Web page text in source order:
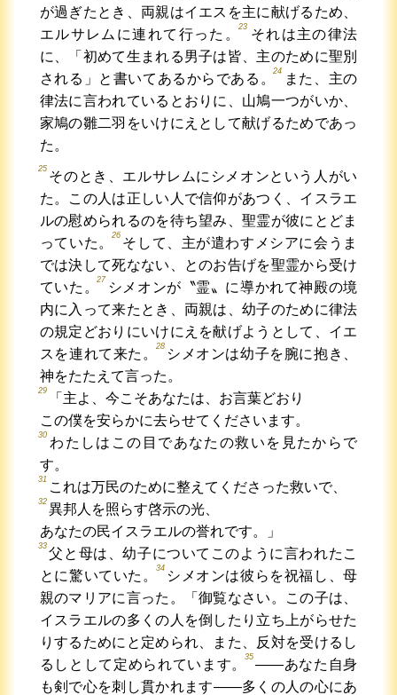
が過ぎたとき、両親はイエスを主に献げるため、
エルサレムに連れて行った。
23
それは主の律法
に、「初めて生まれる男子は皆、主のために聖別
される」と書いてあるからである。
24
また、主の
律法に言われているとおりに、山鳩一つがいか、
家鳩の雛二羽をいけにえとして献げるためであっ
た。
25
そのとき、エルサレムにシメオンという人がい
た。この人は正しい人で信仰があつく、イスラエ
ルの慰められるのを待ち望み、聖霊が彼にとどま
っていた。
26
そして、主が遣わすメシアに会うま
では決して死なない、とのお告げを聖霊から受け
ていた。
27
シメオンが〝霊〟に導かれて神殿の境
内に入って来たとき、両親は、幼子のために律法
の規定どおりにいけにえを献げようとして、イエ
スを連れて来た。
28
シメオンは幼子を腕に抱き、
神をたたえて言った。
29
「主よ、今こそあなたは、お言葉どおり
この僕を安らかに去らせてくださいます。
30
わたしはこの目であなたの救いを見たからで
す。
31
これは万民のために整えてくださった救いで、
32
異邦人を照らす啓示の光、
あなたの民イスラエルの誉れです。」
33
父と母は、幼子についてこのように言われたこ
とに驚いていた。
34
シメオンは彼らを祝福し、母
親のマリアに言った。「御覧なさい。この子は、
イスラエルの多くの人を倒したり立ち上がらせた
りするためにと定められ、また、反対を受けるし
るしとして定められています。
35
――あなた自身
も剣で心を刺し貫かれます――多くの人の心にあ